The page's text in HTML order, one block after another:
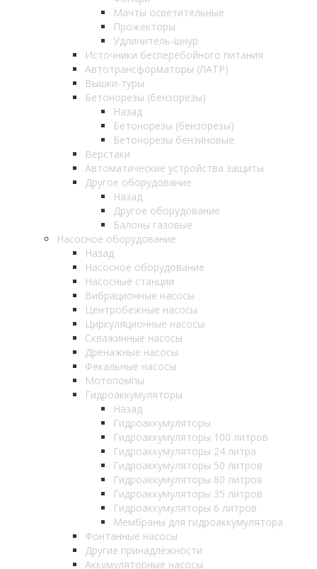
Мачты осветительные
Прожекторы
Удлинитель-шнур
Источники бесперебойного питания
Автотрансформаторы (ЛАТР)
Вышки-туры
Бетонорезы (бензорезы)
Назад
Бетонорезы (бензорезы)
Бетонорезы бензиновые
Верстаки
Автоматические устройства защиты
Другое оборудование
Назад
Другое оборудование
Балоны газовые
Насосное оборудование
Назад
Насосное оборудование
Насосные станции
Вибрационные насосы
Центробежные насосы
Циркуляционные насосы
Скважинные насосы
Дренажные насосы
Фекальные насосы
Мотопомпы
Гидроаккумуляторы
Назад
Гидроаккумуляторы
Гидроаккумуляторы 100 литров
Гидроаккумуляторы 24 литра
Гидроаккумуляторы 50 литров
Гидроаккумуляторы 80 литров
Гидроаккумуляторы 35 литров
Гидроаккумуляторы 6 литров
Мембраны для гидроаккумулятора
Фонтанные насосы
Другие принадлежности
Аккумуляторные насосы